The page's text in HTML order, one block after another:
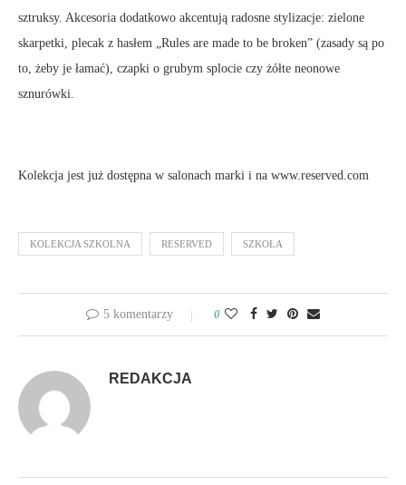
sztruksy. Akcesoria dodatkowo akcentują radosne stylizacje: zielone
skarpetki, plecak z hasłem „Rules are made to be broken” (zasady są po
to, żeby je łamać), czapki o grubym splocie czy żółte neonowe
sznurówki.
Kolekcja jest już dostępna w salonach marki i na www.reserved.com
KOLEKCJA SZKOLNA RESERVED SZKOŁA
5 komentarzy 0
REDAKCJA